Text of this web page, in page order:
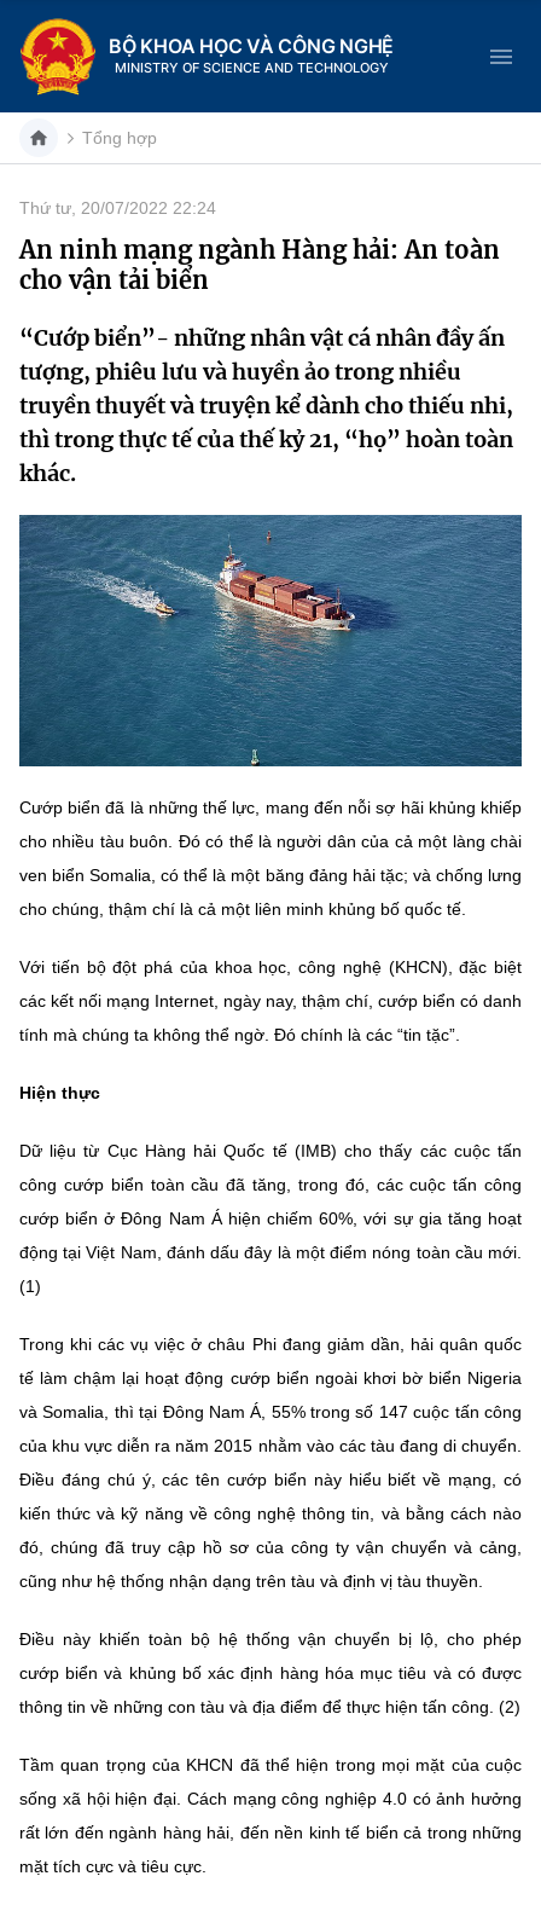
BỘ KHOA HỌC VÀ CÔNG NGHỆ
MINISTRY OF SCIENCE AND TECHNOLOGY
Danh mục
Trang chủ
Giới thiệu
Chức năng nhiệm vụ
Cơ cấu tổ chức
Lịch sử phát triển
Sở Khoa học và Công nghệ
Tin tức sự kiện
Khoa học và Công nghệ
Đổi mới sáng tạo
Chuyển đổi số
Bưu chính, Viễn thông
Sở hữu trí tuệ
Tiêu chuẩn, đo lường, chất lượng
Năng lượng nguyên tử
Tin tổng hợp
Dịch vụ công
Hệ thống văn bản
Văn bản QPPL
Văn bản chỉ đạo điều hành
Lấy ý kiến người dân về dự thảo VBQPPL
MST IOFFICE
THỐNG KÊ
Khoa học và Công nghệ
Đổi mới sáng tạo
Chuyển đổi số
Sở hữu trí tuệ
Tiêu chuẩn, đo lường, chất lượng
Năng lượng nguyên tử
Multimedia
THƯ ĐIỆN TỬ
Videos
Infographic
Voice
Nhiệm vụ trọng tâm
Chọn ngôn ngữ
Vietnamese English
BỘ KHOA HỌC VÀ CÔNG NGHỆ
Điều khoản sử dụng Theo dõi MST: Góp ý
Cơ quan chủ quản: Bộ Khoa học và Công nghệ (MST)
Chịu trách nhiệm nội dung: Nguyễn Thị Hải Hằng
Giám đốc Trung tâm Truyền thông Khoa học và Công nghệ.
Địa chỉ: Ban Biên tập Cổng TTĐT - 18 Nguyễn Du, TP. Hà Nội
Điện thoại: 024 3936 9506
Email:stc@mst.gov.vn
(Ghi rõ nguồn "https://mst.gov.vn" khi phát hành lại thông tin từ
Tổng hợp
Thứ tư, 20/07/2022 22:24
An ninh mạng ngành Hàng hải: An toàn
cho vận tải biển
“Cướp biển”- những nhân vật cá nhân đầy ấn
tượng, phiêu lưu và huyền ảo trong nhiều
truyền thuyết và truyện kể dành cho thiếu nhi,
thì trong thực tế của thế kỷ 21, “họ” hoàn toàn
khác.
Cướp biển đã là những thế lực, mang đến nỗi sợ hãi khủng khiếp
cho nhiều tàu buôn. Đó có thể là người dân của cả một làng chài
ven biển Somalia, có thể là một băng đảng hải tặc; và chống lưng
cho chúng, thậm chí là cả một liên minh khủng bố quốc tế.
Với tiến bộ đột phá của khoa học, công nghệ (KHCN), đặc biệt
các kết nối mạng Internet, ngày nay, thậm chí, cướp biển có danh
tính mà chúng ta không thể ngờ. Đó chính là các “tin tặc”.
Hiện thực
Dữ liệu từ Cục Hàng hải Quốc tế (IMB) cho thấy các cuộc tấn
công cướp biển toàn cầu đã tăng, trong đó, các cuộc tấn công
cướp biển ở Đông Nam Á hiện chiếm 60%, với sự gia tăng hoạt
động tại Việt Nam, đánh dấu đây là một điểm nóng toàn cầu mới.
(1)
Trong khi các vụ việc ở châu Phi đang giảm dần, hải quân quốc
tế làm chậm lại hoạt động cướp biển ngoài khơi bờ biển Nigeria
và Somalia, thì tại Đông Nam Á, 55% trong số 147 cuộc tấn công
của khu vực diễn ra năm 2015 nhằm vào các tàu đang di chuyển.
Điều đáng chú ý, các tên cướp biển này hiểu biết về mạng, có
kiến thức và kỹ năng về công nghệ thông tin, và bằng cách nào
đó, chúng đã truy cập hồ sơ của công ty vận chuyển và cảng,
cũng như hệ thống nhận dạng trên tàu và định vị tàu thuyền.
Điều này khiến toàn bộ hệ thống vận chuyển bị lộ, cho phép
cướp biển và khủng bố xác định hàng hóa mục tiêu và có được
thông tin về những con tàu và địa điểm để thực hiện tấn công. (2)
Tầm quan trọng của KHCN đã thể hiện trong mọi mặt của cuộc
sống xã hội hiện đại. Cách mạng công nghiệp 4.0 có ảnh hưởng
rất lớn đến ngành hàng hải, đến nền kinh tế biển cả trong những
mặt tích cực và tiêu cực.